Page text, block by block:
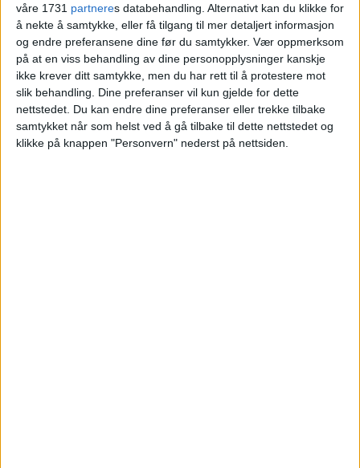
våre 1731 partneres databehandling. Alternativt kan du klikke for
å nekte å samtykke, eller få tilgang til mer detaljert informasjon
og endre preferansene dine før du samtykker. Vær oppmerksom
på at en viss behandling av dine personopplysninger kanskje
ikke krever ditt samtykke, men du har rett til å protestere mot
slik behandling. Dine preferanser vil kun gjelde for dette
nettstedet. Du kan endre dine preferanser eller trekke tilbake
samtykket når som helst ved å gå tilbake til dette nettstedet og
klikke på knappen "Personvern" nederst på nettsiden.
Jeg kjente meg ikke igjen i kriteriene, men
idet diagnosen ble satt, mente plutselig
nesten alt av helsepersonell at jeg hadde
nettopp dette. Da diagnosen forsvant,
forsvant også disse påståtte problemene.